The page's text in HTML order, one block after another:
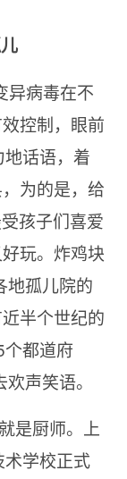
异病毒在不
控制，眼前
话语，着
为的是，给
孩子们喜爱
玩。炸鸡块
地孤儿院的
半个世纪的
都道府
声笑语。
是厨师。上
学校正式